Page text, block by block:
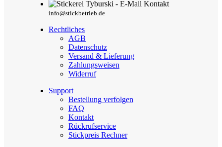
info@stickbetrieb.de
Rechtliches
AGB
Datenschutz
Versand & Lieferung
Zahlungsweisen
Widerruf
Support
Bestellung verfolgen
FAQ
Kontakt
Rückrufservice
Stickpreis Rechner